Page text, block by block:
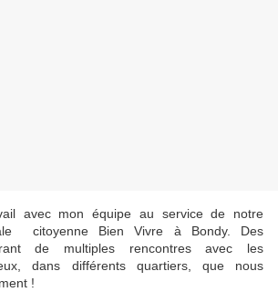
avec mon équipe au service de notre
citoyenne Bien Vivre à Bondy. Des
de multiples rencontres avec les
dans différents quartiers, que nous
!